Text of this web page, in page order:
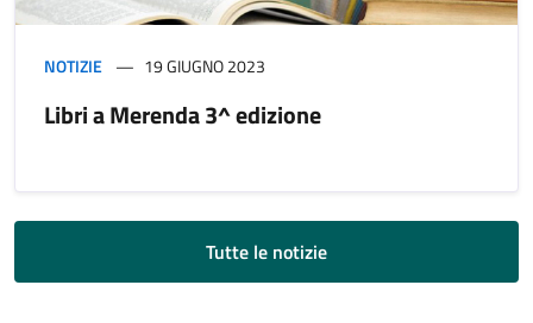
NOTIZIE 19 GIUGNO 2023
Libri a Merenda 3^ edizione
Tutte le notizie